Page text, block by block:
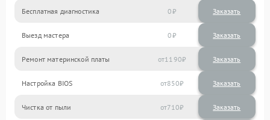
Бесплатная диагностика 0 Заказать
Выезд мастера 0 Заказать
Ремонт материнской платы 1190
Настройка BIOS 850
Чистка от пыли 710